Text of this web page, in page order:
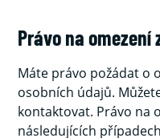
Právo na omezení
Máte právo požádat o
osobních údajů.
kontaktovat. Právo na
následujících